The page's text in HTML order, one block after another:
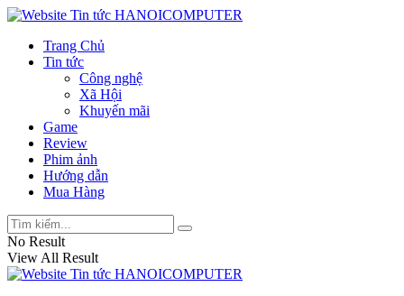
Trang Chủ
Tin tức
Công nghệ
Xã Hội
Khuyến mãi
Game
Review
Phim ảnh
Hướng dẫn
Mua Hàng
No Result
View All Result